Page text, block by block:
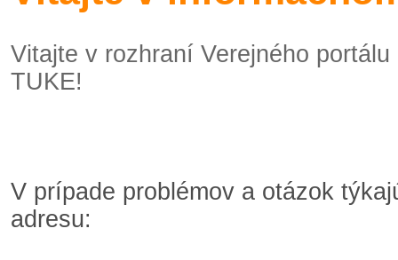
Vitajte v rozhraní Verejného
TUKE!
V prípade problémov a otázok
adresu: